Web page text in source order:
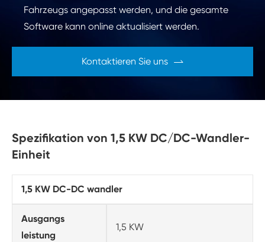
Fahrzeugs angepasst werden, und die gesamte
Software kann online aktualisiert werden.
Kontaktieren Sie uns 
Spezifikation von 1,5 KW DC/DC-Wandler-
Einheit
1,5 KW DC-DC wandler
Ausgangs
leistung
1,5 KW